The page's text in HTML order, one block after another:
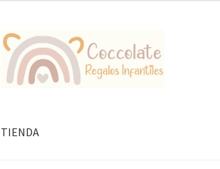
Ir
la
Ir
al
contenido
TIENDA
37,95 €.30,36 €.